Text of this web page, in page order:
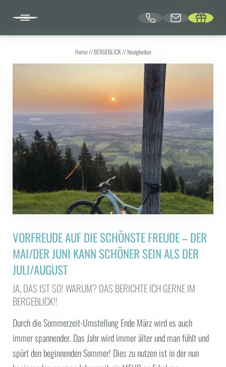
BERGEBLICK
Warum ins BERGEBLICK | Awards
BERGEBLICK-Familie
Architektur
Nachhaltigkeit | Natur
Sundowner Lounge | Rooftop-Bar
Tagungen | Seminare
Retreat Location
Bilder | Videos
Gutscheine
Jobs
Media | Presse
Social Media Wall
URLAUBSOASE
SENSES SPA
Home//BERGEBLICK//Neuigkeiten
VORFREUDE AUF DIE SCHÖNSTE FREUDE – DER
MAI/DER JUNI KANN SCHÖNER SEIN ALS DER
JULI/AUGUST
JA, DAS IST SO! WARUM? DAS BERICHTE ICH GERNE IM
BERGEBLICK!!
Durch die Sommerzeit-Umstellung Ende März wird es auch
immer spannender. Das Jahr wird immer älter und man fühlt und
spürt den beginnenden Sommer! Dies zu nutzen ist in der nun